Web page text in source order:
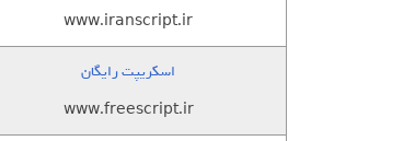
www.iranscript.ir
اسکریپت رایگان
www.freescript.ir